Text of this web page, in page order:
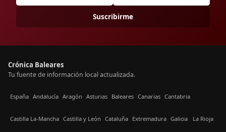
Suscribirme
Crónica Baleares
Tu fuente de información local actualizada.
España Andalucía Aragón Asturias Baleares Canarias Cantabria
Castilla La-Mancha Castilla y León Cataluña Extremadura Galicia La Rioja